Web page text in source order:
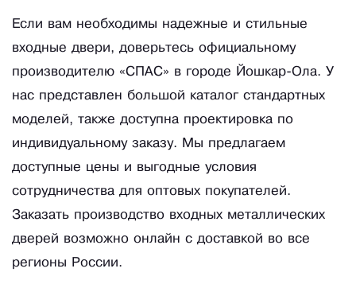
Если вам необходимы надежные и стильные
входные двери, доверьтесь официальному
производителю «СПАС» в городе Йошкар-Ола. У
нас представлен большой каталог стандартных
моделей, также доступна проектировка по
индивидуальному заказу. Мы предлагаем
доступные цены и выгодные условия
сотрудничества для оптовых покупателей.
Заказать производство входных металлических
дверей возможно онлайн с доставкой во все
регионы России.